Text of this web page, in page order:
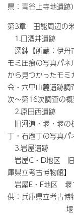
県：青谷上寺地遺跡
第3章 田能周辺の
1.口酒井遺跡
深鉢【所蔵：伊丹
モミ圧痕の写真パ
から見つかったモ
会・六甲山麓遺跡
次～第16次調査の概
2.原田西遺跡
旧河道・堰・堰の
丁・石庖丁の写真パ
3.岩屋遺跡
岩屋C・D地区 旧
庫県立考古博物館】
岩屋E・F地区 堰
供：兵庫県立考古博
堰1の復元模